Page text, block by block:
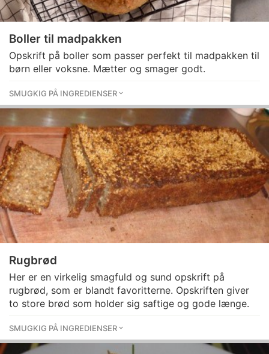
Boller til madpakken
Opskrift på boller som passer perfekt til madpakken til
børn eller voksne. Mætter og smager godt.
SMUGKIG PÅ INGREDIENSER
Rugbrød
Her er en virkelig smagfuld og sund opskrift på
rugbrød, som er blandt favoritterne. Opskriften giver
to store brød som holder sig saftige og gode længe.
SMUGKIG PÅ INGREDIENSER